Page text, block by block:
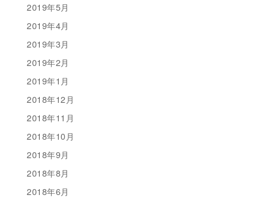
2019年5月
2019年4月
2019年3月
2019年2月
2019年1月
2018年12月
2018年11月
2018年10月
2018年9月
2018年8月
2018年6月